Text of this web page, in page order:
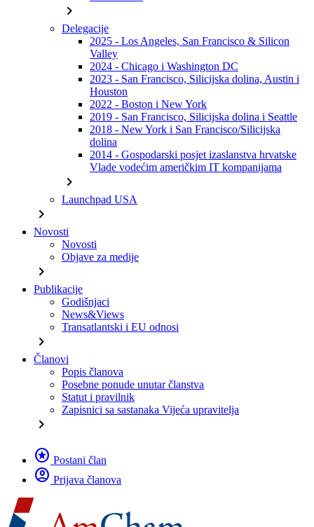
chevron_right
Delegacije
2025 - Los Angeles, San Francisco & Silicon
Valley
2024 - Chicago i Washington DC
2023 - San Francisco, Silicijska dolina, Austin i
Houston
2022 - Boston i New York
2019 - San Francisco, Silicijska dolina i Seattle
2018 - New York i San Francisco/Silicijska
dolina
2014 - Gospodarski posjet izaslanstva hrvatske
Vlade vodećim američkim IT kompanijama
chevron_right
Launchpad USA
chevron_right
Novosti
Novosti
Objave za medije
chevron_right
Publikacije
Godišnjaci
News&Views
Transatlantski i EU odnosi
chevron_right
Članovi
Popis članova
Posebne ponude unutar članstva
Statut i pravilnik
Zapisnici sa sastanaka Vijeća upravitelja
chevron_right
stars Postani član
account_circle Prijava članova